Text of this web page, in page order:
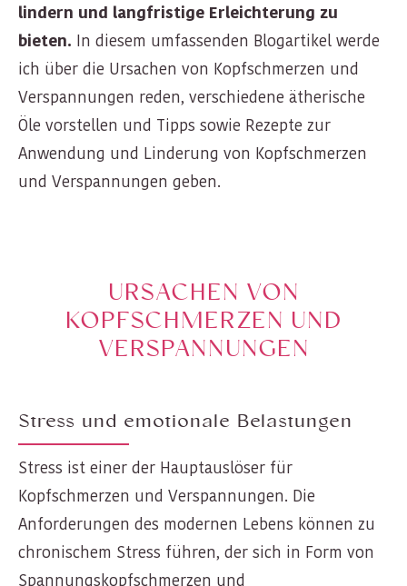
lindern und langfristige Erleichterung zu
bieten. In diesem umfassenden Blogartikel werde
ich über die Ursachen von Kopfschmerzen und
Verspannungen reden, verschiedene ätherische
Öle vorstellen und Tipps sowie Rezepte zur
Anwendung und Linderung von Kopfschmerzen
und Verspannungen geben.
URSACHEN VON
KOPFSCHMERZEN UND
VERSPANNUNGEN
Stress und emotionale Belastungen
Stress ist einer der Hauptauslöser für
Kopfschmerzen und Verspannungen. Die
Anforderungen des modernen Lebens können zu
chronischem Stress führen, der sich in Form von
Spannungskopfschmerzen und